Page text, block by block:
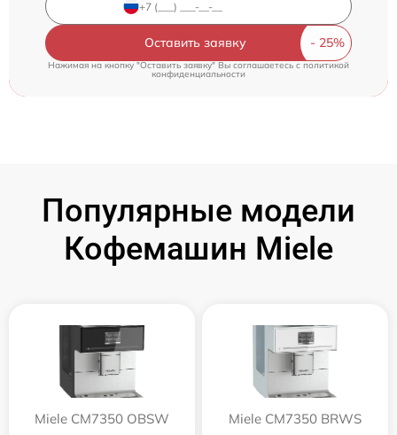
Оставить заявку
Нажимая на кнопку "Оставить заявку" Вы соглашаетесь cполитикой
конфиденциальности
Популярные модели
Кофемашин Miele
Miele CM7350 OBSW Miele CM7350 BRWS